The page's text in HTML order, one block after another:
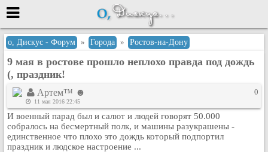
Меню
или войти через
Вход с 7ooo.ru
Регистрация
Забыли пароль?
о, Дискус - Форум » Города » Ростов-на-Дону
9 мая в ростове прошло неплохо правда под дождь
(, праздник!
Артем™ ☻
11 мая 2016 22:45
0
И военный парад был и салют и людей говорят 50.000
собралось на бесмертный полк, и машины разукрашены -
единственное что плохо это дождь который подпортил
праздник и людское настроение ...